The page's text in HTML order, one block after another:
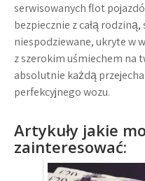
serwisowanych flot
bezpiecznie z całą
niespodziewane, ukryte w
z szerokim uśmiechem na
absolutnie każdą
perfekcyjnego wozu.
Artykuły jakie
zainteresować: